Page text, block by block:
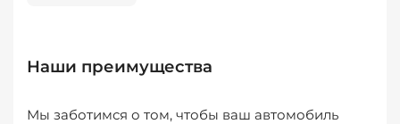
Наши преимущества
Мы заботимся о том, чтобы ваш автомобиль